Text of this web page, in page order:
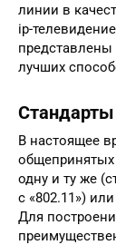
линии в
ip-
лучших
Стандарты
В настоящее
общепринятых
одну и ту же
с «802.11»)
Для